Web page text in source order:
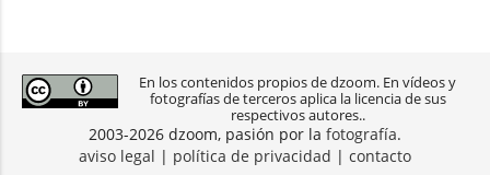
En los contenidos propios de dzoom. En vídeos y
fotografías de terceros aplica la licencia de sus
respectivos autores..
2003-2026 dzoom, pasión por la fotografía.
aviso legal | política de privacidad | contacto